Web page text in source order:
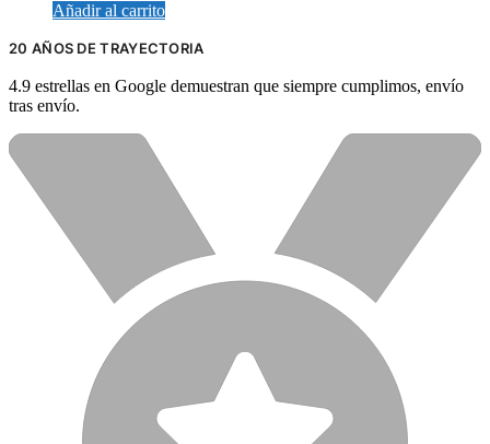
Añadir al carrito
20 AÑOS DE TRAYECTORIA
4.9 estrellas en Google demuestran que siempre cumplimos, envío
tras envío.